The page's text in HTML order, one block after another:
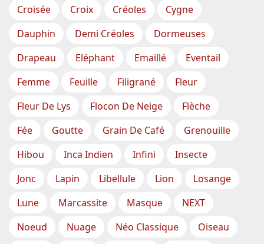
Croisée
Croix Créoles
Cygne
Dauphin
Demi Créoles
Dormeuses
Drapeau
Eléphant Emaillé
Eventail
Femme
Feuille Filigrané
Fleur
Fleur De Lys
Flocon De Neige
Flèche
Fée
Goutte Grain De Café
Grenouille
Hibou
Inca Indien Infini
Insecte
Jonc
Lapin Libellule Lion
Losange
Lune
Marcassite Masque
NEXT
Noeud
Nuage Néo Classique
Oiseau